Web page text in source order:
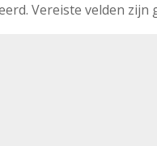
Vereiste velden